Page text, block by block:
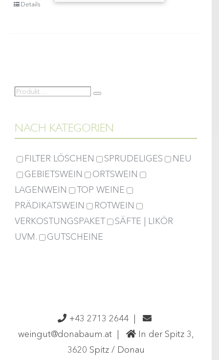
Details
Produkt
Suche
NACH KATEGORIEN
FILTER LÖSCHEN SPRUDELIGES
NEU
GEBIETSWEIN
ORTSWEIN
LAGENWEIN
TOP WEINE
PRÄDIKATSWEIN
ROTWEIN
VERKOSTUNGSPAKET
SÄFTE | LIKÖR
UVM.
GUTSCHEINE
+43 2713 2644
weingut@donabaum.at
In der Spitz 3,
3620 Spitz / Donau